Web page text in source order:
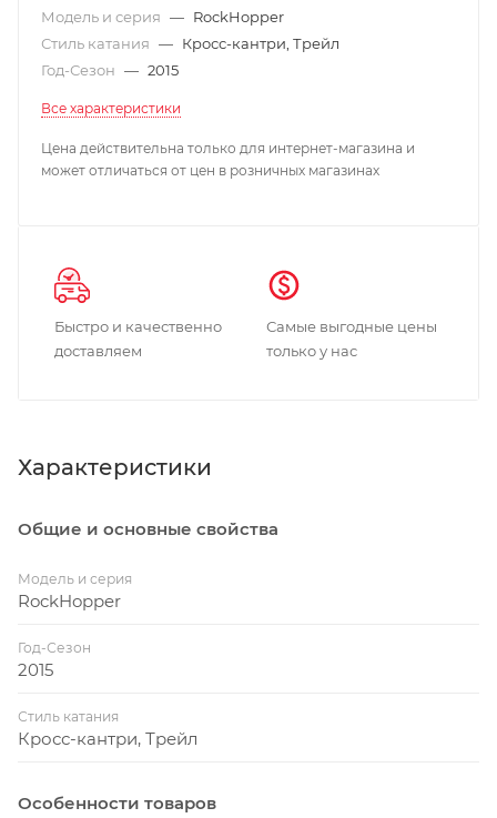
Модель и серия — RockHopper
Стиль катания — Кросс-кантри, Трейл
Год-Сезон — 2015
Все характеристики
Цена действительна только для интернет-магазина и
может отличаться от цен в розничных магазинах
Быстро и качественно
доставляем
Самые выгодные цены
только у нас
Характеристики
Общие и основные свойства
Модель и серия
RockHopper
Год-Сезон
2015
Стиль катания
Кросс-кантри, Трейл
Особенности товаров